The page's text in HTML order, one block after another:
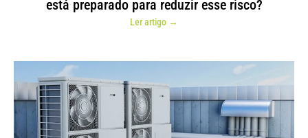
está preparado para reduzir esse risco?
Ler artigo →